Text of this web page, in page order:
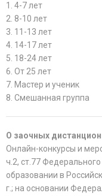
1. 4-7 лет
2. 8-10 лет
3. 11-13 лет
4. 14-17 лет
5. 18-24 лет
6. От 25 лет
7. Мастер и ученик
8. Смешанная группа
О заочных
Онлайн-конкурсы и
ч.2, ст.77
образовании в
г.; на основании